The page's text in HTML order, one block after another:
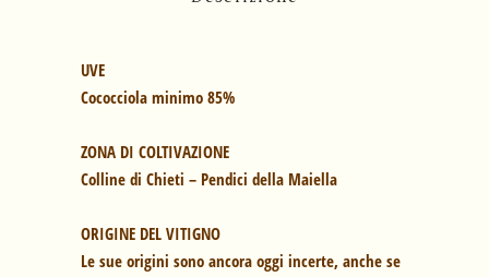
UVE
Cococciola minimo 85%
ZONA DI COLTIVAZIONE
Colline di Chieti – Pendici della Maiella
ORIGINE DEL VITIGNO
Le sue origini sono ancora oggi incerte, anche se